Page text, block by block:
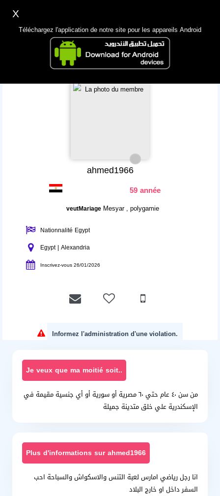
App Mobile
ahmed1966
59 année
veutMariage Mesyar , polygamie
Nationnalité Egypt
Egypt | Alexandria
Inscrivez-vous 26/01/2026
Informez l'administration d'une violation.
Je veux que ma moitié soit..
من سن ٤٠ عام حتي ٦٠ مصرية أو سورية أو أي جنسية مقيمة في
الإسكندرية علي خلق متدينة جميلة
Plus d'informations sur ahmed1966
انا رجل رياضي امارس لعبة التنس والاسكواش والسباحة احب
السفر داخل او خارج البلاد
X
Téléchargez l'application de notre site pour les appareils Android